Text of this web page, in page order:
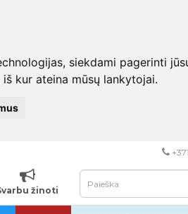
siekdami pagerinti
kur ateina mūsų lankytojai.
žinoti